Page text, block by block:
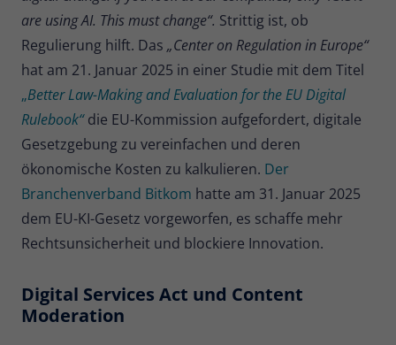
are using AI. This must change“. Strittig ist, ob
Regulierung hilft. Das „Center on Regulation in Europe“
hat am 21. Januar 2025 in einer Studie mit dem Titel
„Better Law-Making and Evaluation for the EU Digital
Rulebook“ die EU-Kommission aufgefordert, digitale
Gesetzgebung zu vereinfachen und deren
ökonomische Kosten zu kalkulieren. Der
Branchenverband Bitkom hatte am 31. Januar 2025
dem EU-KI-Gesetz vorgeworfen, es schaffe mehr
Rechtsunsicherheit und blockiere Innovation.
Digital Services Act und Content
Moderation